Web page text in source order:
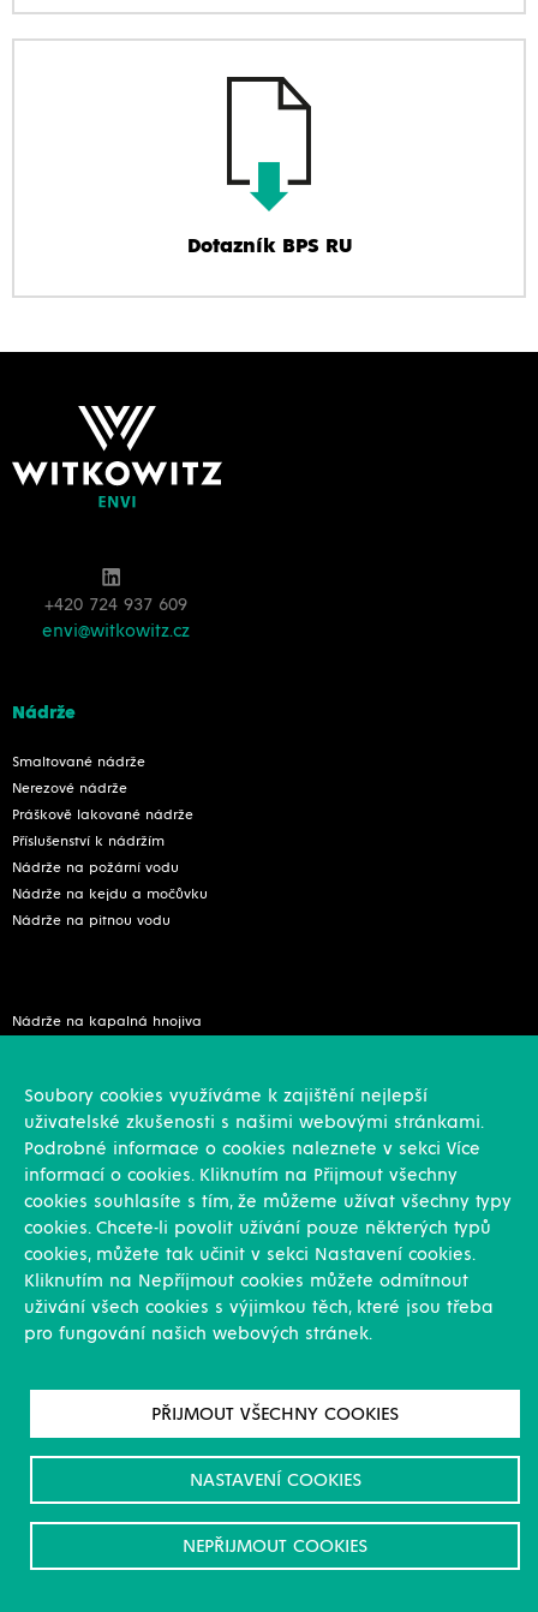
Dotazník BPS RU
+420 724 937 609
envi@witkowitz.cz
Nádrže
Smaltované nádrže
Nerezové nádrže
Práškově lakované nádrže
Příslušenství k nádržím
Nádrže na požární vodu
Nádrže na kejdu a močůvku
Nádrže na pitnou vodu
Nádrže na kapalná hnojiva
Nádrže na odpadní vodu
Vodojemy
Plynojemy
Technologické celky
Čistírny odpadních vod
Bioplynové stanice
Sklady kapalných minerálních hnojiv
Průmyslové čistírny odpadních vod
Konstrukce
Revize, rekonstrukce a opravy
Vlastní výroba
Soubory cookies využíváme k zajištění nejlepší
uživatelské zkušenosti s našimi webovými stránkami.
Podrobné informace o cookies naleznete v sekci Více
informací o cookies. Kliknutím na Přijmout všechny
cookies souhlasíte s tím, že můžeme užívat všechny typy
cookies. Chcete-li povolit užívání pouze některých typů
cookies, můžete tak učinit v sekci Nastavení cookies.
Kliknutím na Nepříjmout cookies můžete odmítnout
uživání všech cookies s výjimkou těch, které jsou třeba
pro fungování našich webových stránek.
PŘIJMOUT VŠECHNY COOKIES
NASTAVENÍ COOKIES
NEPŘIJMOUT COOKIES